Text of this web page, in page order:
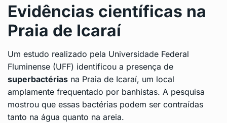
Evidências científicas na
Praia de Icaraí
Um estudo realizado pela Universidade Federal
Fluminense (UFF) identificou a presença de
superbactérias na Praia de Icaraí, um local
amplamente frequentado por banhistas. A pesquisa
mostrou que essas bactérias podem ser contraídas
tanto na água quanto na areia.